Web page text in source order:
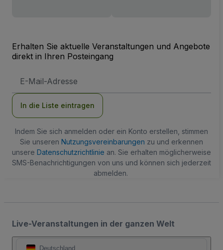
Erhalten Sie aktuelle Veranstaltungen und Angebote
direkt in Ihren Posteingang
Mail-
In die Liste eintragen
Indem Sie sich anmelden oder ein Konto erstellen, stimmen
Sie unseren Nutzungsvereinbarungen zu und erkennen
unsere Datenschutzrichtlinie an. Sie erhalten möglicherweise
SMS-Benachrichtigungen von uns und können sich jederzeit
abmelden.
Live-Veranstaltungen in der ganzen Welt
Deutschland